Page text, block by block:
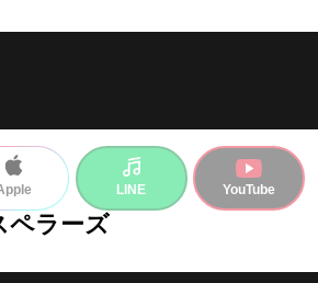
LINE YouTube
ペラーズ